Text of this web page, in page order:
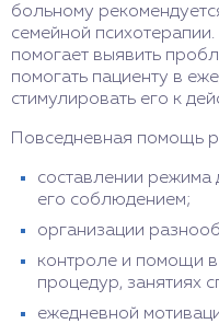
больному
семейной
помогает выявить
помогать пациенту в
стимулировать его к
Повседневная помощь
составлении режима
его соблюдением;
организации
контроле и помощи в
процедур, занятиях
ежедневной